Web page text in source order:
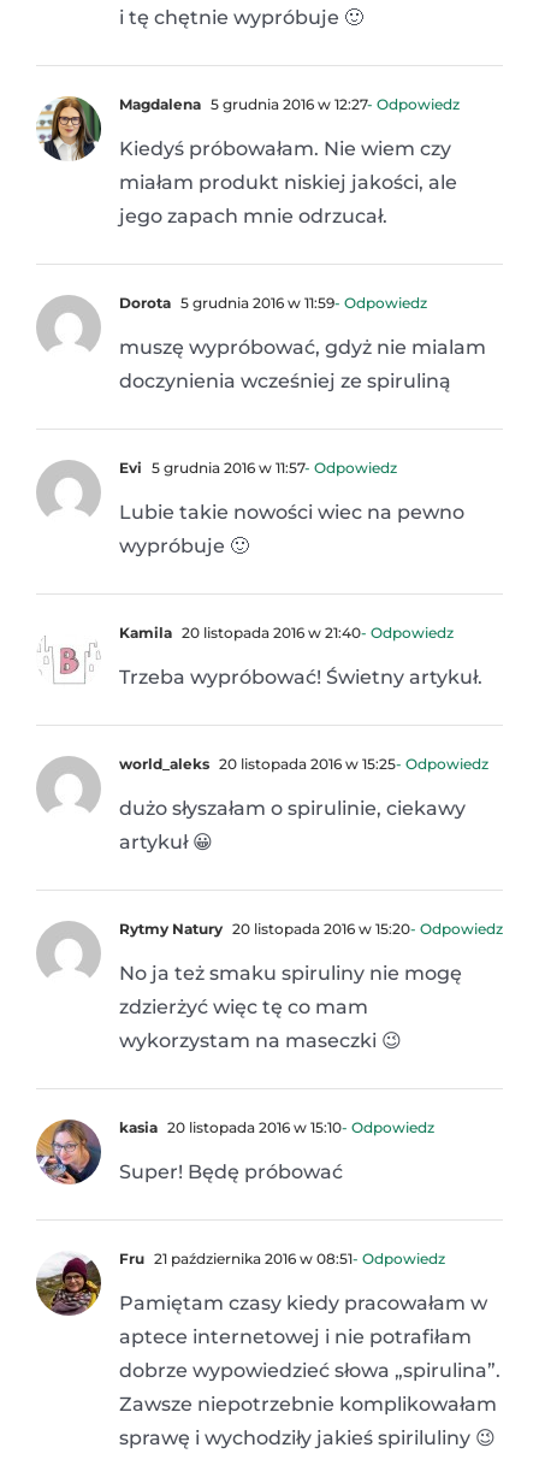
i tę chętnie wypróbuje 🙂
Magdalena 5 grudnia 2016 w 12:27- Odpowiedz
Kiedyś próbowałam. Nie wiem czy
miałam produkt niskiej jakości, ale
jego zapach mnie odrzucał.
Dorota 5 grudnia 2016 w 11:59- Odpowiedz
muszę wypróbować, gdyż nie mialam
doczynienia wcześniej ze spiruliną
Evi 5 grudnia 2016 w 11:57- Odpowiedz
Lubie takie nowości wiec na pewno
wypróbuje 🙂
Kamila 20 listopada 2016 w 21:40- Odpowiedz
Trzeba wypróbować! Świetny artykuł.
world_aleks 20 listopada 2016 w 15:25- Odpowiedz
dużo słyszałam o spirulinie, ciekawy
artykuł 😀
Rytmy Natury 20 listopada 2016 w 15:20- Odpowiedz
No ja też smaku spiruliny nie mogę
zdzierżyć więc tę co mam
wykorzystam na maseczki 😉
kasia 20 listopada 2016 w 15:10- Odpowiedz
Super! Będę próbować
Fru 21 października 2016 w 08:51- Odpowiedz
Pamiętam czasy kiedy pracowałam w
aptece internetowej i nie potrafiłam
dobrze wypowiedzieć słowa „spirulina”.
Zawsze niepotrzebnie komplikowałam
sprawę i wychodziły jakieś spiriluliny 😉